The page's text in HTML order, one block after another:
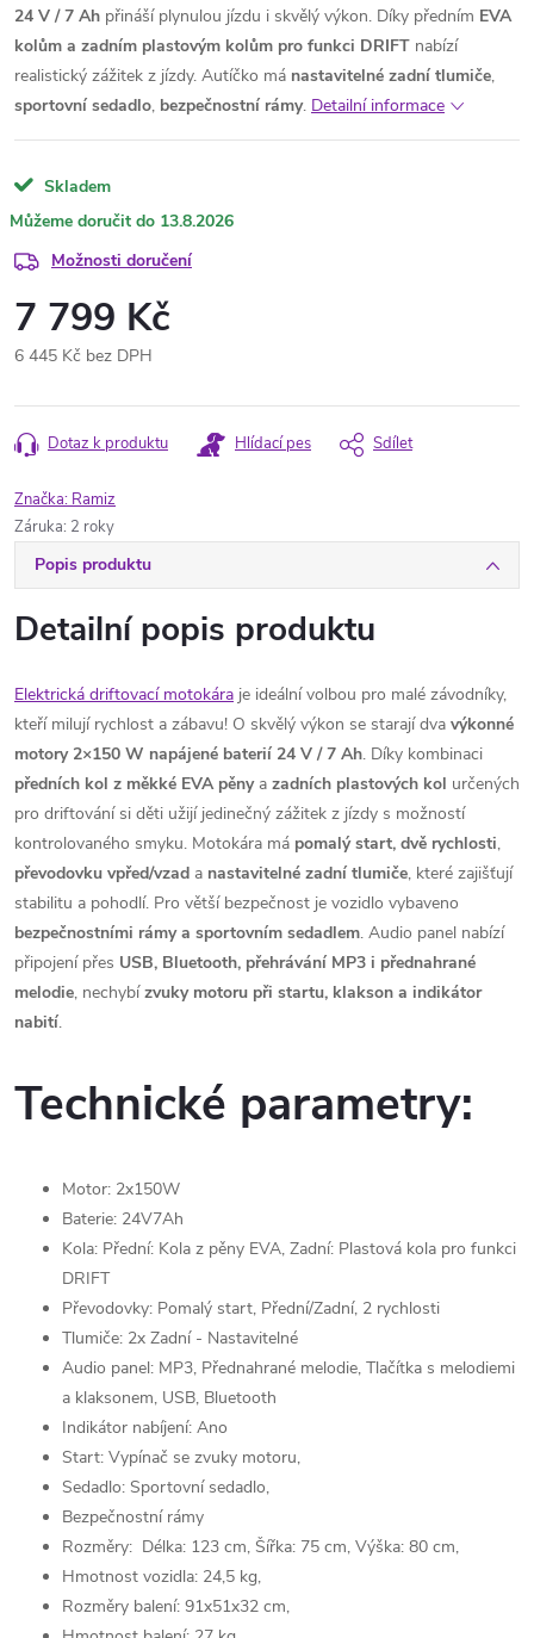
24 V / 7 Ah přináší plynulou jízdu i skvělý výkon. Díky předním EVA
kolům a zadním plastovým kolům pro funkci DRIFT nabízí
realistický zážitek z jízdy. Autíčko má nastavitelné zadní tlumiče,
sportovní sedadlo, bezpečnostní rámy. Detailní informace
Skladem
13.8.2026
Možnosti doručení
7 799 Kč
6 445 Kč bez DPH
cena:
Dotaz k produktu Hlídací pes Sdílet
Značka: Ramiz
Záruka: 2 roky
Popis produktu
Detailní popis produktu
Elektrická driftovací motokára je ideální volbou pro malé závodníky,
kteří milují rychlost a zábavu! O skvělý výkon se starají dva výkonné
motory 2×150 W napájené baterií 24 V / 7 Ah. Díky kombinaci
předních kol z měkké EVA pěnya zadních plastových kol určených
pro driftování si děti užijí jedinečný zážitek z jízdy s možností
kontrolovaného smyku. Motokára má pomalý start, dvě rychlosti,
převodovku vpřed/vzad a nastavitelné zadní tlumiče, které zajišťují
stabilitu a pohodlí. Pro větší bezpečnost je vozidlo vybaveno
bezpečnostními rámy a sportovním sedadlem. Audio panel nabízí
připojení přes USB, Bluetooth, přehrávání MP3 i přednahrané
melodie, nechybízvuky motoru při startu, klakson a indikátor
nabití.
Technické parametry:
Motor: 2x150W
Baterie: 24V7Ah
Kola: Přední: Kola z pěny EVA, Zadní: Plastová kola pro funkci
DRIFT
Převodovky: Pomalý start, Přední/Zadní, 2 rychlosti
Tlumiče: 2x Zadní - Nastavitelné
Audio panel: MP3, Přednahrané melodie, Tlačítka s melodiemi
a klaksonem, USB, Bluetooth
Indikátor nabíjení: Ano
Start: Vypínač se zvuky motoru,
Sedadlo: Sportovní sedadlo,
Bezpečnostní rámy
Rozměry: Délka: 123 cm, Šířka: 75 cm, Výška: 80 cm,
Hmotnost vozidla: 24,5 kg,
Rozměry balení: 91x51x32 cm,